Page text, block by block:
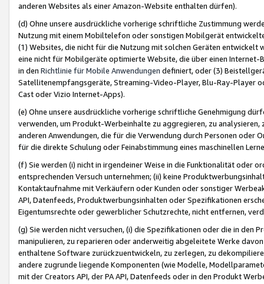
anderen Websites als einer Amazon-Website enthalten dürfen).
(d) Ohne unsere ausdrückliche vorherige schriftliche Zustimmung
Nutzung mit einem Mobiltelefon oder sonstigen Mobilgerät
(1) Websites, die nicht für die Nutzung mit solchen Geräten
eine nicht für Mobilgeräte optimierte Website, die über einen
in den Richtlinie für Mobile Anwendungen definiert, oder (3)
Satellitenempfangsgeräte, Streaming-Video-Player, Blu-Ray-Player
Cast oder Vizio Internet-Apps).
(e) Ohne unsere ausdrückliche vorherige schriftliche Genehmigung
verwenden, um Produkt-Werbeinhalte zu aggregieren, zu
anderen Anwendungen, die für die Verwendung durch Personen
für die direkte Schulung oder Feinabstimmung eines maschinellen
(f) Sie werden (i) nicht in irgendeiner Weise in die Funktionalität oder
entsprechenden Versuch unternehmen; (ii) keine
Kontaktaufnahme mit Verkäufern oder Kunden oder sonstiger
API, Datenfeeds, Produktwerbungsinhalten oder Spezifikationen
Eigentumsrechte oder gewerblicher Schutzrechte, nicht entfernen,
(g) Sie werden nicht versuchen, (i) die Spezifikationen oder die in
manipulieren, zu reparieren oder anderweitig abgeleitete Werke
enthaltene Software zurückzuentwickeln, zu zerlegen, zu
andere zugrunde liegende Komponenten (wie Modelle,
mit der Creators API, der PA API, Datenfeeds oder in den Produkt